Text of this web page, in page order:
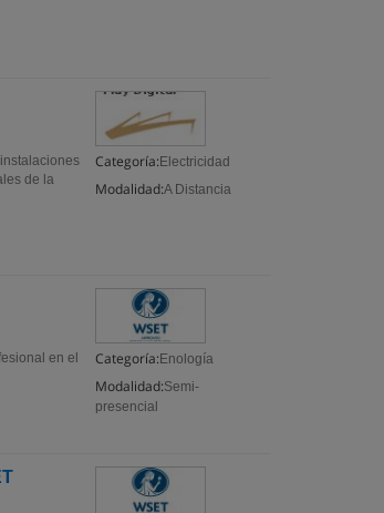
Categoría: Electricidad
Modalidad:A Distancia
de la
Categoría: Enología
Modalidad:Semi-
presencial
en el